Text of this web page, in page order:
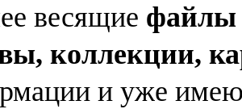
весящие файлы
коллекции,
и уже